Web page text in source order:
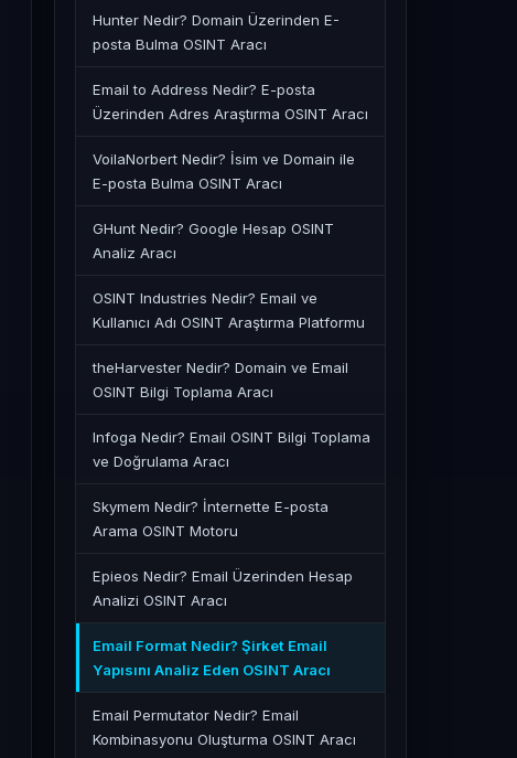
Hunter Nedir? Domain Üzerinden E-
posta Bulma OSINT Aracı
Email to Address Nedir? E-posta
Üzerinden Adres Araştırma OSINT Aracı
VoilaNorbert Nedir? İsim ve Domain ile
E-posta Bulma OSINT Aracı
GHunt Nedir? Google Hesap OSINT
Analiz Aracı
OSINT Industries Nedir? Email ve
Kullanıcı Adı OSINT Araştırma Platformu
theHarvester Nedir? Domain ve Email
OSINT Bilgi Toplama Aracı
Infoga Nedir? Email OSINT Bilgi Toplama
ve Doğrulama Aracı
Skymem Nedir? İnternette E-posta
Arama OSINT Motoru
Epieos Nedir? Email Üzerinden Hesap
Analizi OSINT Aracı
Email Format Nedir? Şirket Email
Yapısını Analiz Eden OSINT Aracı
Email Permutator Nedir? Email
Kombinasyonu Oluşturma OSINT Aracı